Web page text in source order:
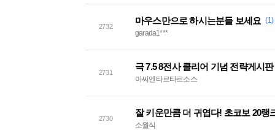
2732
마우스만으로 하시는분들 보세요 (1)
garada1***
2731
극 7.5 8전사 클리어 기념 전략게시
아씨엔타르타르소스
2730
잘 키운만큼 더 귀엽다! 초코보 20랭
소월식